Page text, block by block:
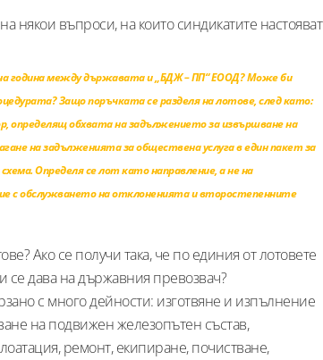
някои въпроси, на които синдикатите настояват
година между държавата и „БДЖ – ПП“ ЕООД? Може би
Защо поръчката се разделя на лотове, след като:
определящ обхвата на задължението за извършване на
на задълженията за обществена услуга в един пакет за
Определя се лот като направление, а не на
с обслужването на отклоненията и второстепенните
Ако се получи така, че по единия от лотовете
се дава на държавния превозвач?
с много дейности: изготвяне и изпълнение
на подвижен железопътен състав,
ремонт, екипиране, почистване,